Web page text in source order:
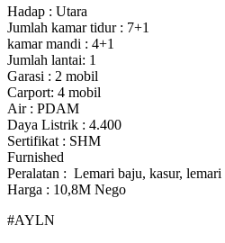
Hadap : Utara
Jumlah kamar tidur : 7+1
kamar mandi : 4+1
Jumlah lantai: 1
Garasi : 2 mobil
Carport: 4 mobil
Air : PDAM
Daya Listrik : 4.400
Sertifikat : SHM
Furnished
Peralatan : Lemari baju, kasur,
Harga : 10,8M Nego
#AYLN